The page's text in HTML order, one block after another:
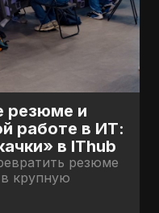
резюме и
работе в ИТ:
в IThub
резюме
в крупную